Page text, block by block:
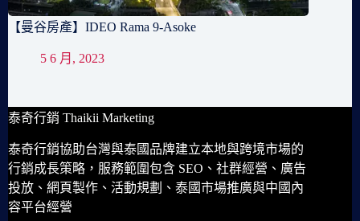
【曼谷房產】IDEO Rama 9-Asoke
5 6 月, 2023
泰奇行銷 Thaikii Marketing
泰奇行銷協助台灣與泰國品牌建立本地與跨境市場的
行銷成長策略，服務範圍包含 SEO、社群經營、廣告
投放、網頁製作、活動規劃、泰國市場推廣與中國內
容平台經營